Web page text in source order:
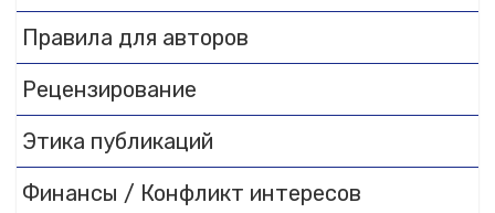
toDearFlip WordPress
Flipbook Plugin Help
documentation.
Правила для авторов
Рецензирование
Этика публикаций
Финансы / Конфликт интересов